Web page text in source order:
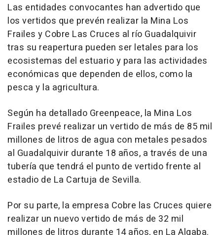
Las entidades convocantes han advertido que
los vertidos que prevén realizar la Mina Los
Frailes y Cobre Las Cruces al río Guadalquivir
tras su reapertura pueden ser letales para los
ecosistemas del estuario y para las actividades
económicas que dependen de ellos, como la
pesca y la agricultura.
Según ha detallado Greenpeace, la Mina Los
Frailes prevé realizar un vertido de más de 85 mil
millones de litros de agua con metales pesados
al Guadalquivir durante 18 años, a través de una
tubería que tendrá el punto de vertido frente al
estadio de La Cartuja de Sevilla.
Por su parte, la empresa Cobre las Cruces quiere
realizar un nuevo vertido de más de 32 mil
millones de litros durante 14 años, en La Algaba.